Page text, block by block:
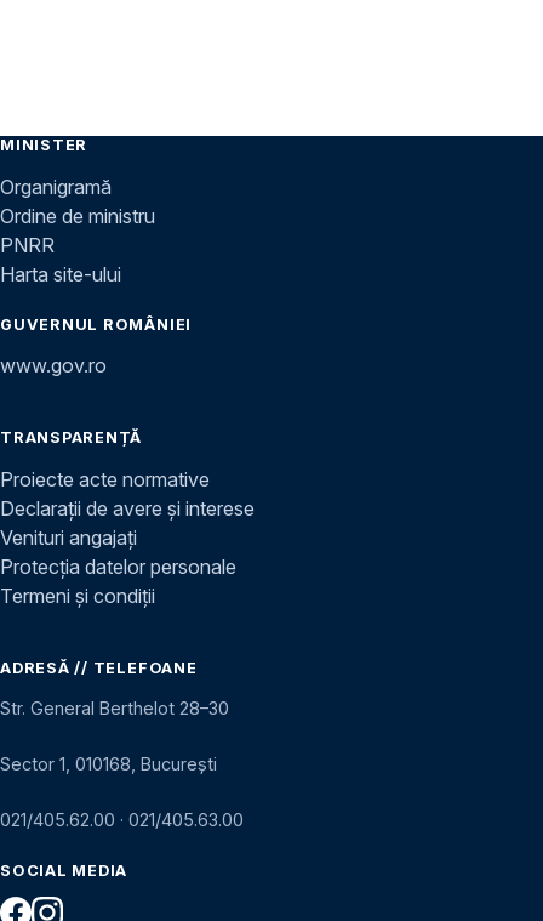
MINISTER
Organigramă
Ordine de ministru
PNRR
Harta site-ului
GUVERNUL ROMÂNIEI
www.gov.ro
TRANSPARENȚĂ
Proiecte acte normative
Declarații de avere și interese
Venituri angajați
Protecția datelor personale
Termeni și condiții
ADRESĂ // TELEFOANE
Str. General Berthelot 28–30
Sector 1, 010168, București
021/405.62.00 · 021/405.63.00
SOCIAL MEDIA